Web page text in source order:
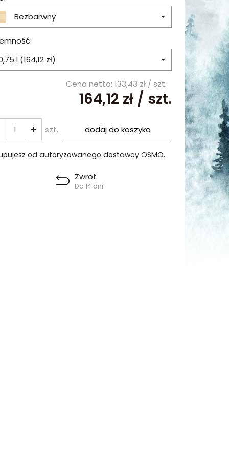
Bezbarwny
l (164,12 zł)
Cena netto: 133,43 zł / szt.
164,12 zł / szt.
szt. dodaj do koszyka
od autoryzowanego dostawcy OSMO.
Zwrot
Do 14 dni